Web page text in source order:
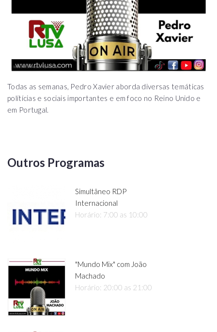
Todas as semanas, Pedro Xavier aborda diversas temáticas
polítícias e sociais importantes e em foco no Reino Unido e
em Portugal.
Outros Programas
Simultâneo RDP
Internacional
Horário: 7:00 as 10:00
"Mundo Mix" com João
Machado
Horário: 20:00 as 21:00